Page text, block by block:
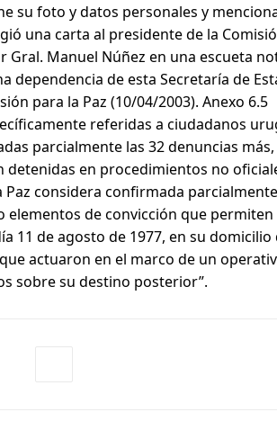
su foto y datos personales y
una carta al presidente de la
Manuel Núñez en una escueta
dependencia de esta Secretaría de
para la Paz (10/04/2003). Anexo 6.5
referidas a ciudadanos
parcialmente las 32 denuncias
detenidas en procedimientos no
Paz considera confirmada
elementos de convicción que
11 de agosto de 1977, en su
actuaron en el marco de un
sobre su destino posterior”.